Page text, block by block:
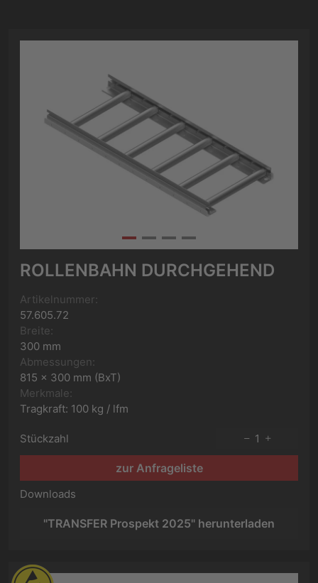
ROLLENBAHN DURCHGEHEND
Artikelnummer:
57.605.72
Breite:
300 mm
Abmessungen:
815 x 300 mm (BxT)
Merkmale:
Tragkraft: 100 kg / lfm
Stückzahl 1
zur Anfrageliste
Downloads
"TRANSFER Prospekt 2025" herunterladen